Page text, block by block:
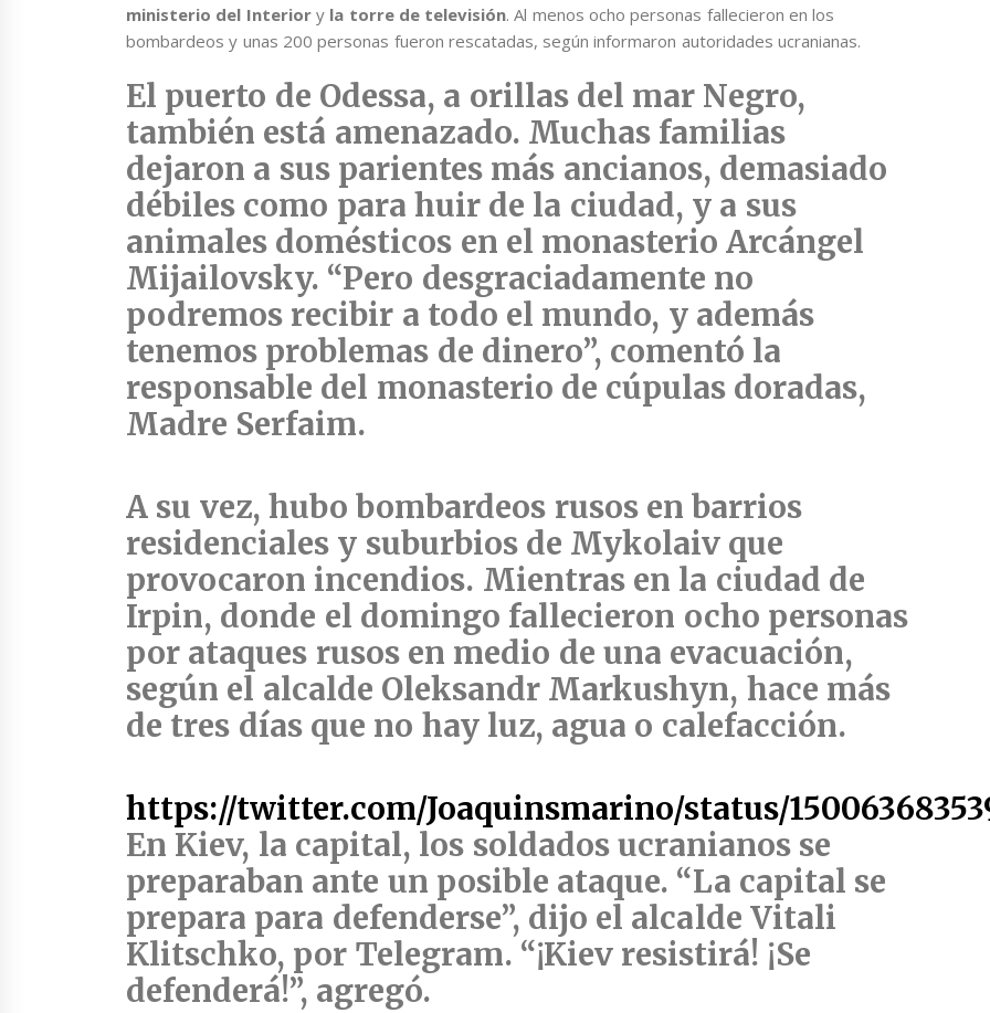
ministerio del Interior y la torre de televisión. Al menos ocho personas fallecieron en los
bombardeos y unas 200 personas fueron rescatadas, según informaron autoridades ucranianas.
El puerto de Odessa, a orillas del mar Negro,
también está amenazado. Muchas familias
dejaron a sus parientes más ancianos, demasiado
débiles como para huir de la ciudad, y a sus
animales domésticos en el monasterio Arcángel
Mijailovsky. “Pero desgraciadamente no
podremos recibir a todo el mundo, y además
tenemos problemas de dinero”, comentó la
responsable del monasterio de cúpulas doradas,
Madre Serfaim.
A su vez, hubo bombardeos rusos en barrios
residenciales y suburbios de Mykolaiv que
provocaron incendios. Mientras en la ciudad de
Irpin, donde el domingo fallecieron ocho personas
por ataques rusos en medio de una evacuación,
según el alcalde Oleksandr Markushyn, hace más
de tres días que no hay luz, agua o calefacción.
https://twitter.com/Joaquinsmarino/status/
En Kiev, la capital, los soldados ucranianos se
preparaban ante un posible ataque. “La capital se
prepara para defenderse”, dijo el alcalde Vitali
Klitschko, por Telegram. “¡Kiev resistirá! ¡Se
defenderá!”, agregó.